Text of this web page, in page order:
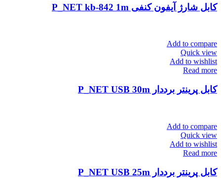
کابل شارژ آیفون کنفی P_NET kb-842 1m
Add to compare
Quick view
Add to wishlist
Read more
کابل پرینتر برددار P_NET USB 30m
Add to compare
Quick view
Add to wishlist
Read more
کابل پرینتر برددار P_NET USB 25m